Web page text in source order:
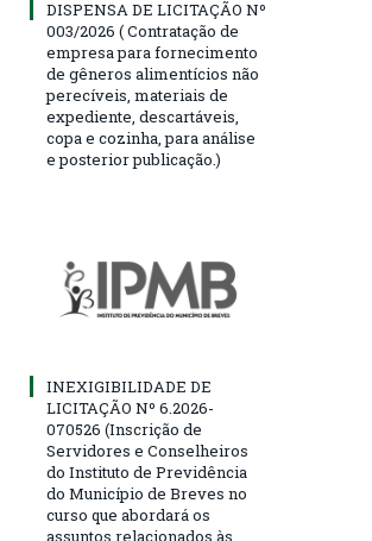
DISPENSA DE LICITAÇÃO Nº
003/2026 ( Contratação de
empresa para fornecimento
de gêneros alimentícios não
perecíveis, materiais de
expediente, descartáveis,
copa e cozinha, para análise
e posterior publicação.)
INEXIGIBILIDADE DE
LICITAÇÃO Nº 6.2026-
070526 (Inscrição de
Servidores e Conselheiros
do Instituto de Previdência
do Município de Breves no
curso que abordará os
assuntos relacionados às